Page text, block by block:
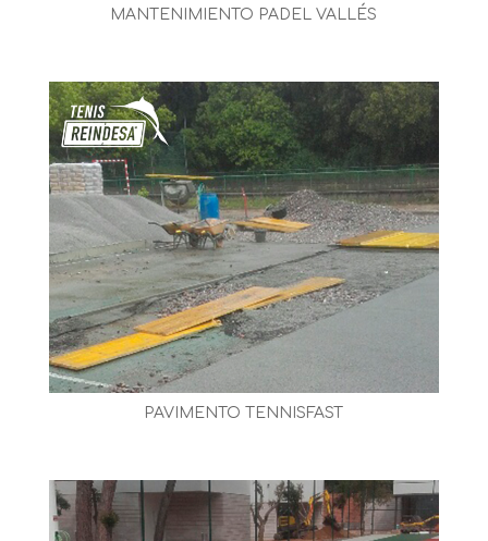
MANTENIMIENTO PADEL VALLÉS
PAVIMENTO TENNISFAST